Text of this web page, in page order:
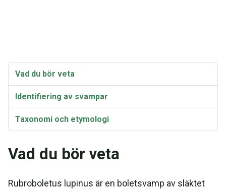
Vad du bör veta
Identifiering av svampar
Taxonomi och etymologi
Vad du bör veta
Rubroboletus lupinus är en boletsvamp av släktet